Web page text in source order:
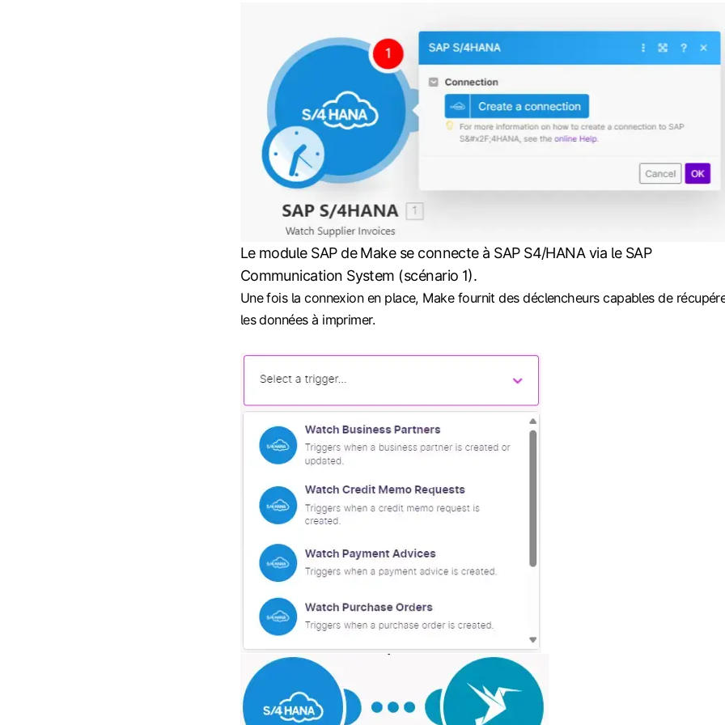
Le module SAP de Make se connecte à SAP S4/HANA via le SAP
Communication System (scénario 1).
Une fois la connexion en place, Make fournit des déclencheurs capables de
les données à imprimer.